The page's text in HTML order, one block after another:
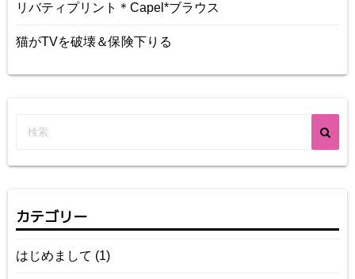
リバティプリント＊Capel*ブラウス
猫がTVを破壊＆保険下りる
カテゴリー
はじめまして (1)